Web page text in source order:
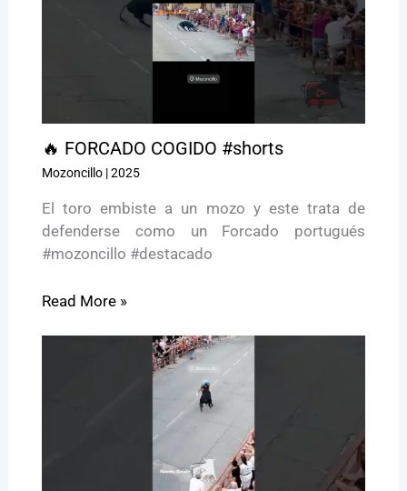
🔥 FORCADO COGIDO #shorts
Mozoncillo|2025
El toro embiste a un mozo y este trata de
defenderse como un Forcado portugués
#mozoncillo #destacado
Read More »